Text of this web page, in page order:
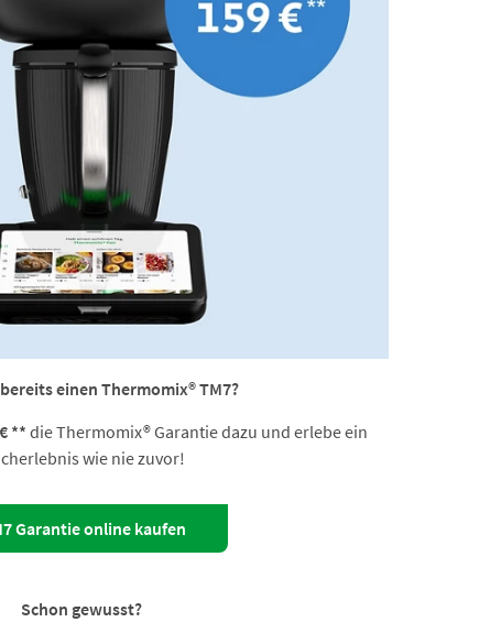
einen Thermomix® TM7?
**die Thermomix® Garantie dazu und erlebe ein
wie nie zuvor!
Garantie online kaufen
Schon gewusst?